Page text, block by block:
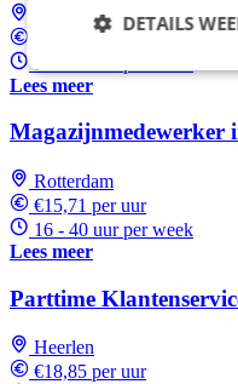
Heerlen
€18,85 per uur
Lees meer
Magazijnmedewerker
Rotterdam
€15,71 per uur
16 - 40 uur per week
Lees meer
Parttime
Heerlen
€18,85 per uur
DETAILS